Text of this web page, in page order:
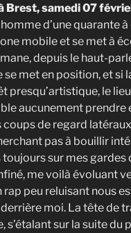
Brest, samedi 07
d’une quarante
mobile et se met à
depuis le haut-
se met en position, et
presqu’artistique, le
aucunement
de regard
pas à bouillir
toujours sur mes
me voilà évoluant
rap peu reluisant nous
moi. La tête de
sur la suite du